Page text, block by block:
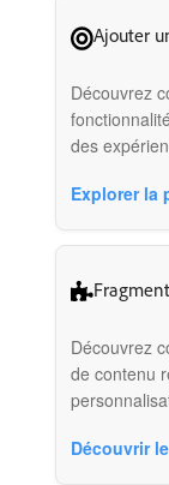
Ajouter
Découvrez
des
Explorer la
Découvrez
de contenu
Découvrir